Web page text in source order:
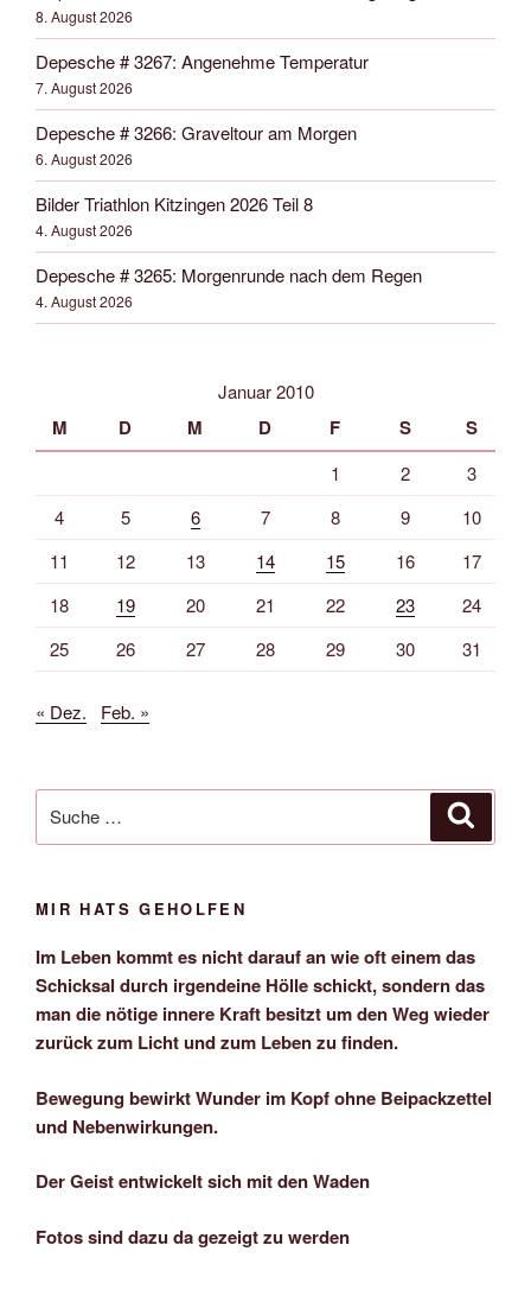
8. August 2026
Depesche # 3267: Angenehme Temperatur
7. August 2026
Depesche # 3266: Graveltour am Morgen
6. August 2026
Bilder Triathlon Kitzingen 2026 Teil 8
4. August 2026
Depesche # 3265: Morgenrunde nach dem Regen
4. August 2026
Januar 2010
M D M D F S S
1 2
3
4
5 6 7 8 9
10
11
12 13 14 15 16
17
18
19 20 21 22 23
24
25
26 27 28 29 30 31
« Dez. Feb. »
nach:
MIR HATS GEHOLFEN
Im Leben kommt es nicht darauf an wie oft einem das
Schicksal durch irgendeine Hölle schickt, sondern das
man die nötige innere Kraft besitzt um den Weg wieder
zurück zum Licht und zum Leben zu finden.
Bewegung bewirkt Wunder im Kopf ohne Beipackzettel
und Nebenwirkungen.
Der Geist entwickelt sich mit den Waden
Fotos sind dazu da gezeigt zu werden